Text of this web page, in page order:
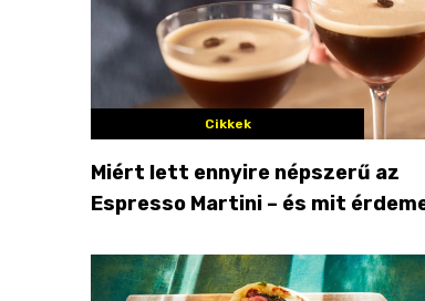
Cikkek
Miért lett ennyire népszerű az
Espresso Martini – és mit